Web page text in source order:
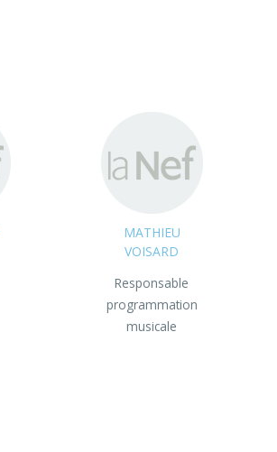
MATHIEU
VOISARD
Responsable
programmation
musicale